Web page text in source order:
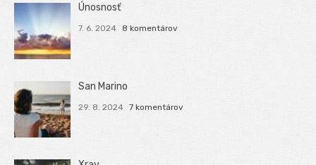
Únosnosť
7. 6. 2024 8 komentárov
San Marino
29. 8. 2024 7 komentárov